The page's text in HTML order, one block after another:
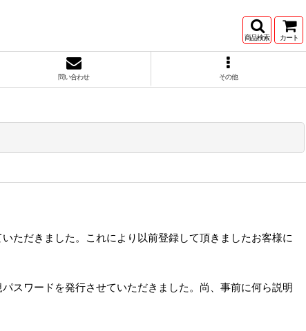
商品検索 カート
問い合わせ その他
ただきました。これにより以前登録して頂きましたお客様に
スワードを発行させていただきました。尚、事前に何ら説明